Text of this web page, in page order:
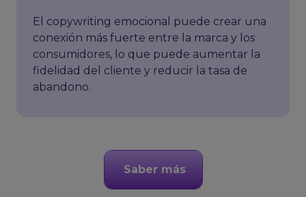
El copywriting emocional puede crear una
conexión más fuerte entre la marca y los
consumidores, lo que puede aumentar la
fidelidad del cliente y reducir la tasa de
abandono.
Saber más